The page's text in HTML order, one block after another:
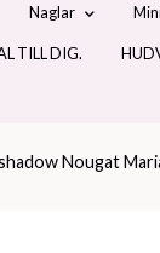
Naglar
TILL DIG.
Nougat